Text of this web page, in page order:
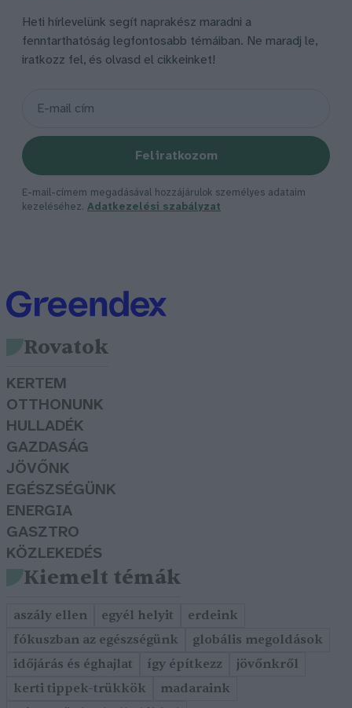
Heti hírlevelünk segít naprakész maradni a
fenntarthatóság legfontosabb témáiban. Ne maradj le,
iratkozz fel, és olvasd el cikkeinket!
Feliratkozom
E-mail-címem megadásával hozzájárulok személyes adataim
kezeléséhez. Adatkezelési szabályzat
Rovatok
KERTEM
OTTHONUNK
HULLADÉK
GAZDASÁG
JÖVŐNK
EGÉSZSÉGÜNK
ENERGIA
GASZTRO
KÖZLEKEDÉS
Kiemelt témák
aszály ellen egyél helyit
erdeink
fókuszban az egészségünk
globális megoldások
időjárás és éghajlat
így építkezz
jövőnkről
kerti tippek-trükkök
madaraink